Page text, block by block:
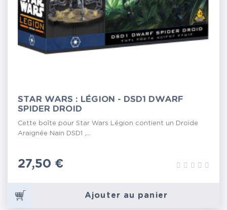
STAR WARS : LÉGION - DSD1 DWARF
SPIDER DROID
Cette boîte pour Star Wars Légion contient un Droïde
Araignée Nain DSD1 ,...
Prix
27,50 €
Ajouter au panier